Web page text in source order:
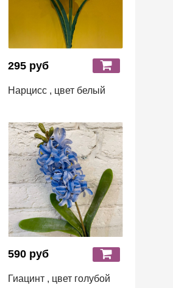
295 руб
Нарцисс , цвет белый
590 руб
Гиацинт , цвет голубой